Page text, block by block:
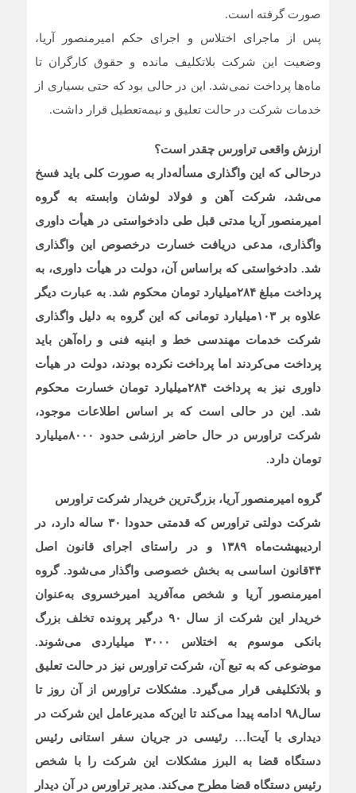
صورت گرفته است.
پس از ماجرای اختلاس و اجرای حکم امیرمنصور آریا،
وضعیت این شرکت بلاتکلیف مانده و حقوق کارگران تا
ماه‌ها پرداخت نمی‌شد. این در حالی بود که حتی بسیاری از
خدمات شرکت در حالت تعلیق و نیمه‌تعطیل قرار داشت.
ارزش واقعی تراورس چقدر است؟
درحالی که این واگذاری مسأله‌دار به صورت کلی باید فسخ
می‌شد، شرکت آهن و فولاد لوشان وابسته به گروه
امیرمنصور آریا مدتی قبل طی دادخواستی در هیأت داوری
واگذاری، مدعی دریافت خسارت درخصوص این واگذاری
شد. دادخواستی که بر‌اساس آن، دولت در هیأت داوری، به
پرداخت مبلغ ۲۸۴میلیارد تومان محکوم شد. به عبارت دیگر
علاوه بر ۱۰۳میلیارد تومانی که این گروه به دلیل واگذاری
شرکت خدمات مهندسی خط و ابنیه فنی و راه‌آهن باید
پرداخت می‌کردند اما پرداخت نکرده بودند، دولت در هیأت
داوری نیز به پرداخت ۲۸۴میلیارد تومان خسارت محکوم
شد. این در حالی است که بر اساس اطلاعات موجود،
شرکت تراورس در حال حاضر ارزشی حدود ۸۰۰۰‌میلیارد
تومان دارد.
گروه امیرمنصور آریا، بزرگ‌ترین خریدار شرکت تراورس
شرکت دولتی تراورس که قدمتی حدودا ۳۰ ساله دارد، در
اردیبهشت‌ماه ۱۳۸۹ و در راستای اجرای قانون اصل
۴۴قانون اساسی به بخش خصوصی واگذار می‌شود. گروه
امیرمنصور آریا و شخص مه‌آفرید امیرخسروی به‌عنوان
خریدار این شرکت از سال ۹۰ درگیر پرونده تخلف بزرگ
بانکی موسوم به اختلاس ۳۰۰۰ میلیاردی می‌شوند.
موضوعی که به تبع آن، شرکت تراورس نیز در حالت تعلیق
و بلاتکلیفی قرار می‌گیرد. مشکلات تراورس از آن روز تا
سال۹۸ ادامه پیدا می‌کند تا این‌که مدیرعامل این شرکت در
دیداری با آیت‌ا… رئیسی در جریان سفر استانی رئیس
دستگاه قضا به البرز مشکلات این شرکت را با شخص
رئیس دستگاه قضا مطرح می‌کند. مدیر تراورس در آن دیدار